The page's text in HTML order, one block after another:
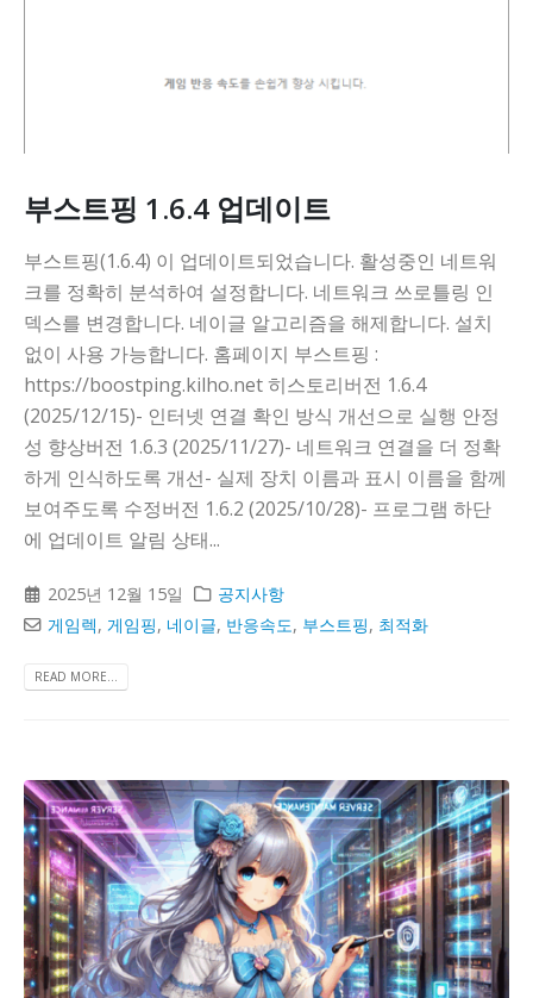
부스트핑 1.6.4 업데이트
부스트핑(1.6.4) 이 업데이트되었습니다. 활성중인 네트워
크를 정확히 분석하여 설정합니다. 네트워크 쓰로틀링 인
덱스를 변경합니다. 네이글 알고리즘을 해제합니다. 설치
없이 사용 가능합니다. 홈페이지 부스트핑 :
https://boostping.kilho.net 히스토리버전 1.6.4
(2025/12/15)- 인터넷 연결 확인 방식 개선으로 실행 안정
성 향상버전 1.6.3 (2025/11/27)- 네트워크 연결을 더 정확
하게 인식하도록 개선- 실제 장치 이름과 표시 이름을 함께
보여주도록 수정버전 1.6.2 (2025/10/28)- 프로그램 하단
에 업데이트 알림 상태...
2025년 12월 15일
공지사항
게임렉,게임핑, 네이글, 반응속도, 부스트핑, 최적화
READ MORE...